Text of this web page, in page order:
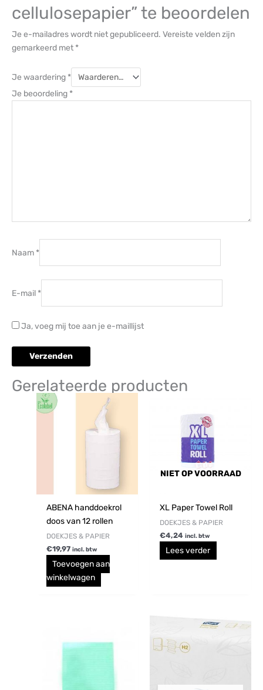
cellulosepapier” te beoordelen
Je e-mailadres wordt niet gepubliceerd. Vereiste velden zijn
gemarkeerd met *
Je waardering *
Je beoordeling *
Naam *
E-mail *
Ja, voeg mij toe aan je e-maillijst
Gerelateerde producten
ABENA handdoekrol
doos van 12 rollen
DOEKJES & PAPIER
€19,97 incl. btw
Toevoegen aan
winkelwagen
NIET OP VOORRAAD
XL Paper Towel Roll
DOEKJES & PAPIER
€4,24 incl. btw
Lees verder